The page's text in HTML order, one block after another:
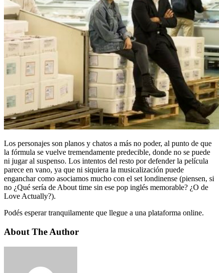
Los personajes son planos y chatos a más no poder, al punto de que
la fórmula se vuelve tremendamente predecible, donde no se puede
ni jugar al suspenso. Los intentos del resto por defender la película
parece en vano, ya que ni siquiera la musicalización puede
enganchar como asociamos mucho con el set londinense (piensen, si
no ¿Qué sería de About time sin ese pop inglés memorable? ¿O de
Love Actually?).
Podés esperar tranquilamente que llegue a una plataforma online.
About The Author